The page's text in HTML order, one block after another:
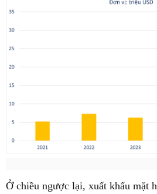
Ở chiều ngược lại, xuất khẩu mặt